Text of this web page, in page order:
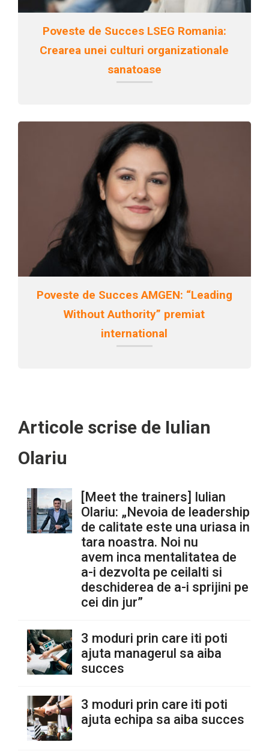
Poveste de Succes LSEG Romania:
Crearea unei culturi organizationale
sanatoase
Poveste de Succes AMGEN: “Leading
Without Authority” premiat
international
Articole scrise de Iulian
Olariu
[Meet the trainers] Iulian
Olariu: „Nevoia de leadership
de calitate este una uriasa in
tara noastra. Noi nu
avem inca mentalitatea de
a-i dezvolta pe ceilalti si
deschiderea de a-i sprijini pe
cei din jur”
3 moduri prin care iti poti
ajuta managerul sa aiba
succes
3 moduri prin care iti poti
ajuta echipa sa aiba succes